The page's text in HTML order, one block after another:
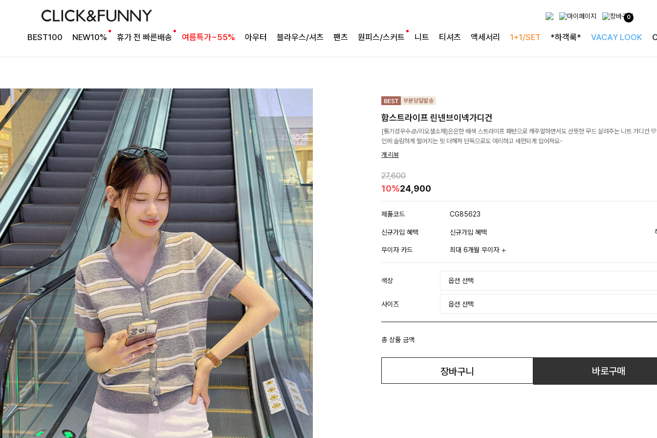
0
BEST100 NEW10% 휴가 전 빠른배송 여름특가~55% 아우터 블라우스/셔츠 팬츠 원피스/스커트 니트 티셔츠 액세서리 1+1/SET *하객룩* VACAY LOOK
함스트라이프 린넨브이넥가디건
[통기성우수🧊/리오셀소재]은은한 배색 스트라이프 패턴으로 캐주얼하면서도 산뜻한 무드 살려주는 니트 가디건
인에 슬림하게 떨어지는 핏 더해져 단독으로도 여리하고 세련되게 입어져요-
개 리뷰
27,600
10%24,900
제품코드 CG85623
신규가입 혜택 신규가입 혜택
무이자 카드 최대 6개월 무이자
색상
사이즈
총 상품 금액
장바구니 바로구매